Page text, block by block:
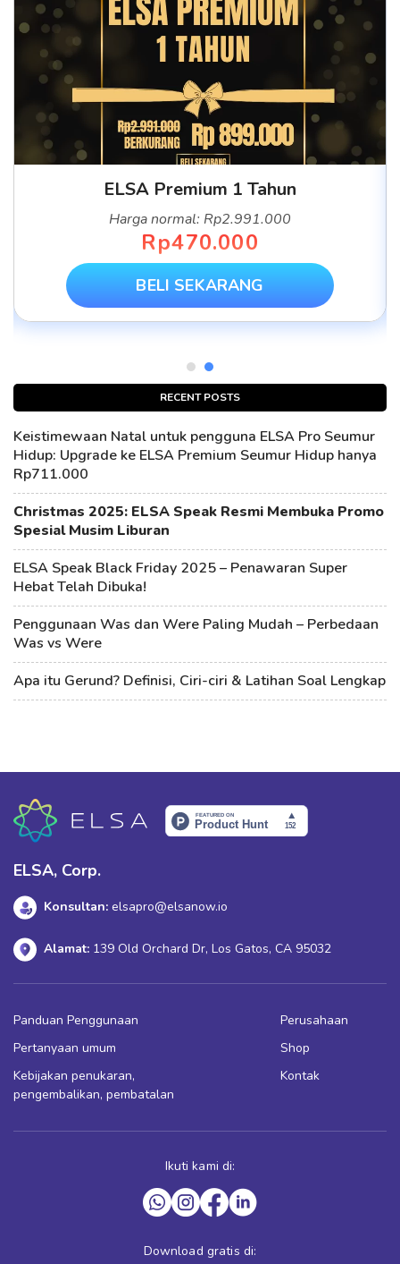
RECENT POSTS
Keistimewaan Natal untuk pengguna ELSA Pro Seumur
Hidup: Upgrade ke ELSA Premium Seumur Hidup hanya
Rp711.000
Christmas 2025: ELSA Speak Resmi Membuka Promo
Spesial Musim Liburan
ELSA Speak Black Friday 2025 – Penawaran Super
Hebat Telah Dibuka!
Penggunaan Was dan Were Paling Mudah – Perbedaan
Was vs Were
Apa itu Gerund? Definisi, Ciri-ciri & Latihan Soal Lengkap
ELSA Premium 1 Tahun
Harga normal: Rp2.991.000
Rp470.000
BELI SEKARANG
ELSA, Corp.
Konsultan: elsapro@elsanow.io
Alamat: 139 Old Orchard Dr, Los Gatos, CA 95032
Panduan Penggunaan
Pertanyaan umum
Kebijakan penukaran,
pengembalikan, pembatalan
Perusahaan
Shop
Kontak
Ikuti kami di:
Download gratis di: